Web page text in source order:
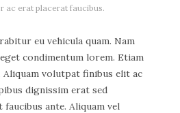
ac erat placerat faucibus.
eu vehicula quam. Nam
condimentum lorem. Etiam
volutpat finibus elit ac
dignissim erat sed
faucibus ante. Aliquam vel